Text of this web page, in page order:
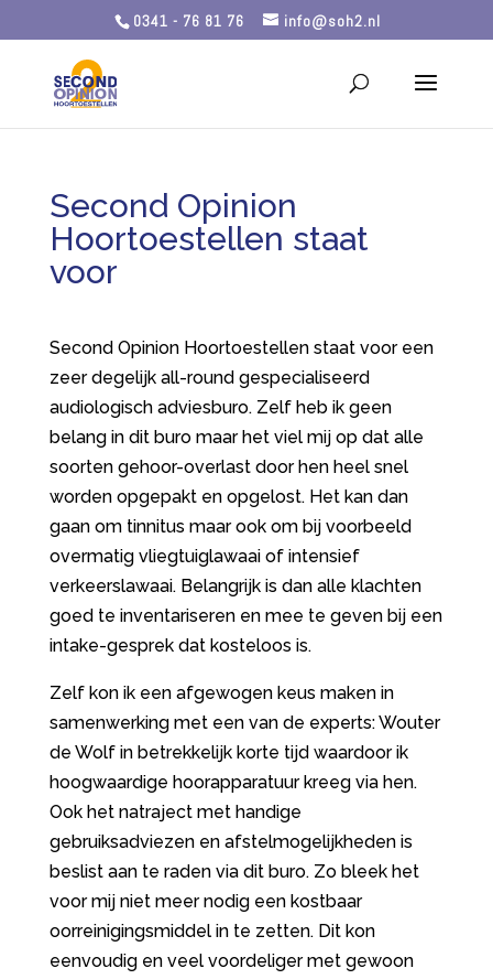
0341 - 76 81 76 info@soh2.nl
Second Opinion
Hoortoestellen staat
voor
Second Opinion Hoortoestellen staat voor een
zeer degelijk all-round gespecialiseerd
audiologisch adviesburo. Zelf heb ik geen
belang in dit buro maar het viel mij op dat alle
soorten gehoor-overlast door hen heel snel
worden opgepakt en opgelost. Het kan dan
gaan om tinnitus maar ook om bij voorbeeld
overmatig vliegtuiglawaai of intensief
verkeerslawaai. Belangrijk is dan alle klachten
goed te inventariseren en mee te geven bij een
intake-gesprek dat kosteloos is.
Zelf kon ik een afgewogen keus maken in
samenwerking met een van de experts: Wouter
de Wolf in betrekkelijk korte tijd waardoor ik
hoogwaardige hoorapparatuur kreeg via hen.
Ook het natraject met handige
gebruiksadviezen en afstelmogelijkheden is
beslist aan te raden via dit buro. Zo bleek het
voor mij niet meer nodig een kostbaar
oorreinigingsmiddel in te zetten. Dit kon
eenvoudig en veel voordeliger met gewoon